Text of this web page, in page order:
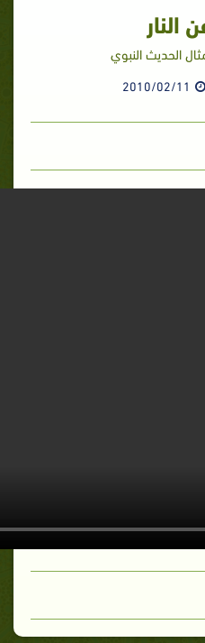
النار
الحديث النبوي
2010/02/11